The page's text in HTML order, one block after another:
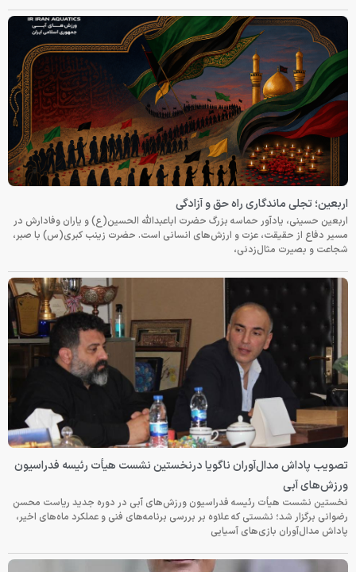
اربعین؛ تجلی ماندگاری راه حق و آزادگی
اربعین حسینی، یادآور حماسه بزرگ حضرت اباعبدالله الحسین(ع) و یاران وفادارش در
مسیر دفاع از حقیقت، عزت و ارزش‌های انسانی است. حضرت زینب کبری(س) با صبر،
شجاعت و بصیرت مثال‌زدنی،
تصویب پاداش مدال‌آوران ناگویا درنخستین نشست هیأت رئیسه فدراسیون
ورزش‌های آبی
نخستین نشست هیأت رئیسه فدراسیون ورزش‌های آبی در دوره جدید ریاست محسن
رضوانی برگزار شد؛ نشستی که علاوه بر بررسی برنامه‌های فنی و عملکرد ماه‌های اخیر،
پاداش مدال‌آوران بازی‌های آسیایی